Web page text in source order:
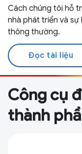
Cách chúng tôi hỗ
nhà phát triển và sự
thông thường.
Đọc tài liệu
Công cụ
thành